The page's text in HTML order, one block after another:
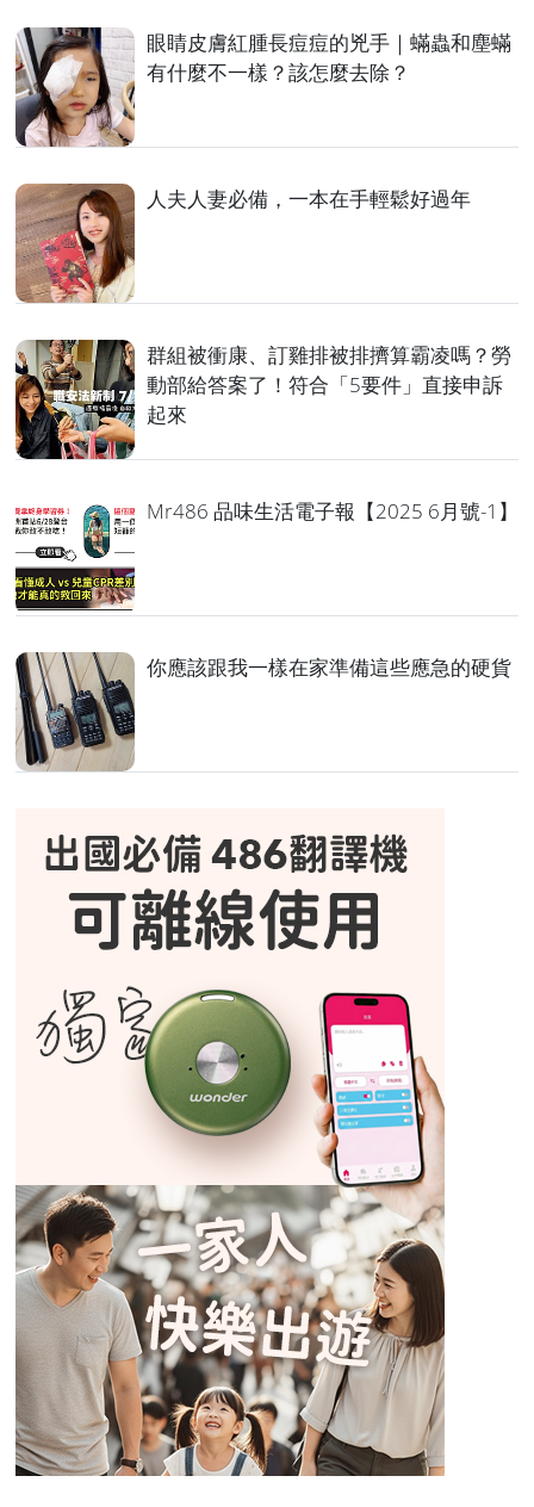
眼睛皮膚紅腫長痘痘的兇手｜蟎蟲和塵蟎
有什麼不一樣？該怎麼去除？
人夫人妻必備，一本在手輕鬆好過年
群組被衝康、訂雞排被排擠算霸凌嗎？勞
動部給答案了！符合「5要件」直接申訴
起來
Mr486 品味生活電子報【2025 6月號-1】
你應該跟我一樣在家準備這些應急的硬貨